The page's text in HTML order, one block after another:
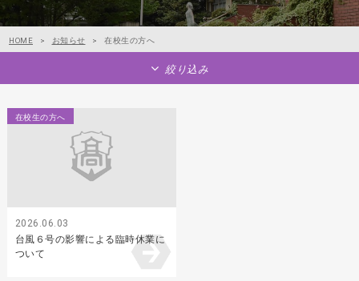
HOME > お知らせ > 在校生の方へ
絞り込み
在校生の方へ
2026.06.03
台風６号の影響による臨時休業に
ついて